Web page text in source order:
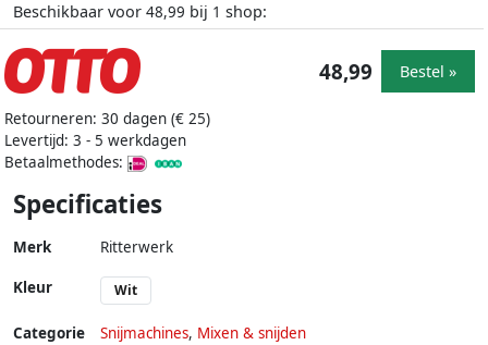
Beschikbaar voor 48,99 bij 1 shop:
Retourneren: 30 dagen (€ 25)
Levertijd: 3 - 5 werkdagen
Betaalmethodes:
48,99 Bestel »
Specificaties
Merk Ritterwerk
Kleur Wit
Categorie Snijmachines, Mixen & snijden